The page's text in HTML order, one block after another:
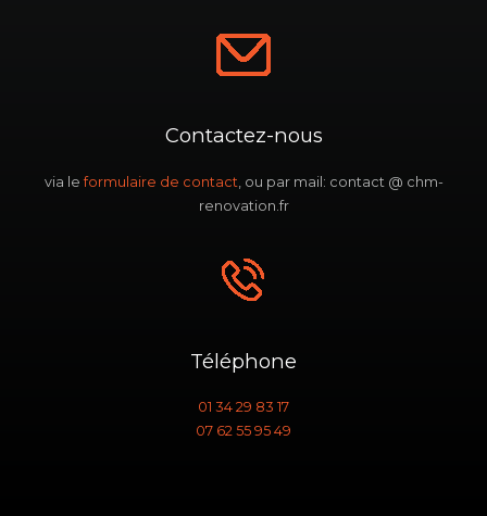
Contactez-nous
via leformulaire de contact , ou par mail: contact @ chm-
renovation.fr
Téléphone
01 34 29 83 17
07 62 55 95 49